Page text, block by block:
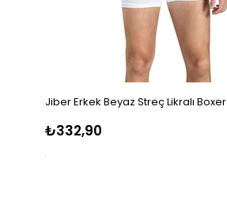
Jiber Erkek Beyaz Streç Likralı Boxer
₺332,90